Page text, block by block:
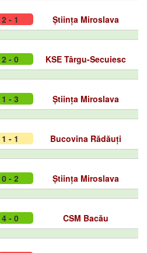
2 - 1 Știința Miroslava
2 - 0 KSE Târgu-Secuiesc
1 - 3 Știința Miroslava
1 - 1 Bucovina Rădăuți
0 - 2 Știința Miroslava
4 - 0 CSM Bacău